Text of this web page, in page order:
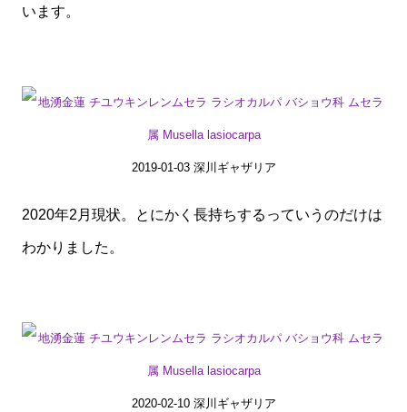
います。
2019-01-03 深川ギャザリア
2020年2月現状。とにかく長持ちするっていうのだけは
わかりました。
2020-02-10 深川ギャザリア